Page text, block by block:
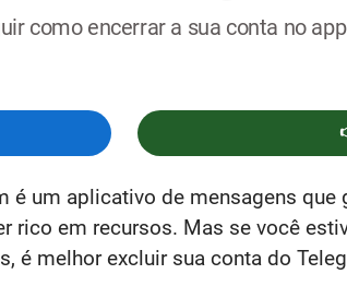
como encerrar a sua conta no
é um aplicativo de mensagens que
rico em recursos. Mas se você
é melhor excluir sua conta do